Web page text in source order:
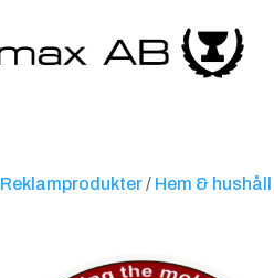
Reklamprodukter/ Hem & hushåll